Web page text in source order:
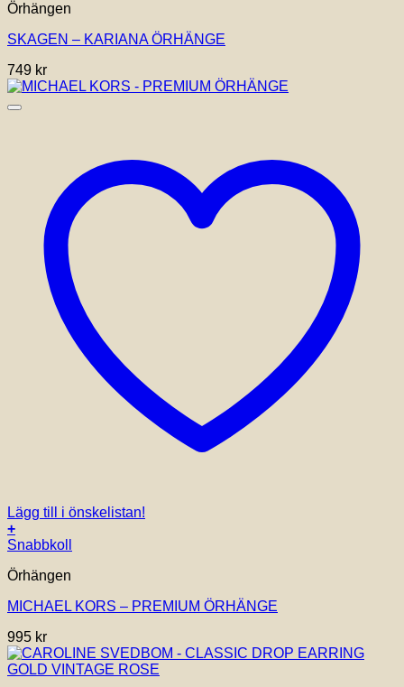
Örhängen
SKAGEN – KARIANA ÖRHÄNGE
749 kr
Lägg till i önskelistan!
+
Snabbkoll
Örhängen
MICHAEL KORS – PREMIUM ÖRHÄNGE
995 kr